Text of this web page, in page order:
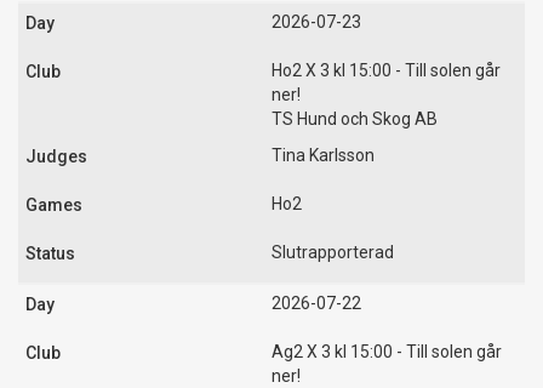
2026-07-23
Ho2 X 3 kl 15:00 - Till solen går
ner!
TS Hund och Skog AB
Tina Karlsson
Ho2
Slutrapporterad
2026-07-22
Ag2 X 3 kl 15:00 - Till solen går
ner!